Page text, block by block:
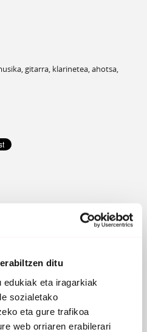
ditu
edukiak eta iragarkiak
sozialetako
eta gure trafikoa
web orriaren erabilerari
gitarra, klarinetea, ahotsa,
ONGI